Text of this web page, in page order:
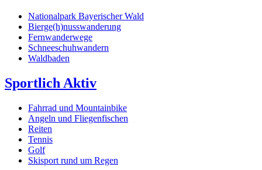
Nationalpark Bayerischer Wald
Bierge(h)nusswanderung
Fernwanderwege
Schneeschuhwandern
Waldbaden
Sportlich Aktiv
Fahrrad und Mountainbike
Angeln und Fliegenfischen
Reiten
Tennis
Golf
Skisport rund um Regen